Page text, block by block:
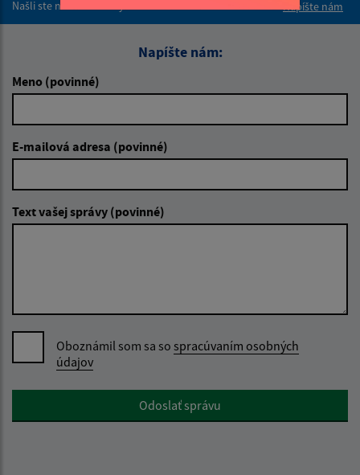
Našli ste na stránke chybu?
Napíšte nám
Napíšte nám:
Meno (povinné)
E-mailová adresa (povinné)
Text vašej správy (povinné)
Oboznámil som sa so spracúvaním osobných
údajov
Google reCaptcha ResponseOdoslať správu